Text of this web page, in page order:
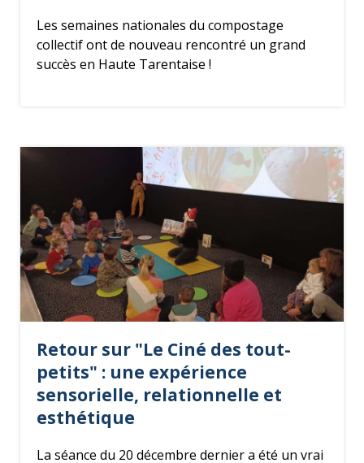
Les semaines nationales du compostage
collectif ont de nouveau rencontré un grand
succès en Haute Tarentaise !
Retour sur "Le Ciné des tout-
petits" : une expérience
sensorielle, relationnelle et
esthétique
La séance du 20 décembre dernier a été un vrai